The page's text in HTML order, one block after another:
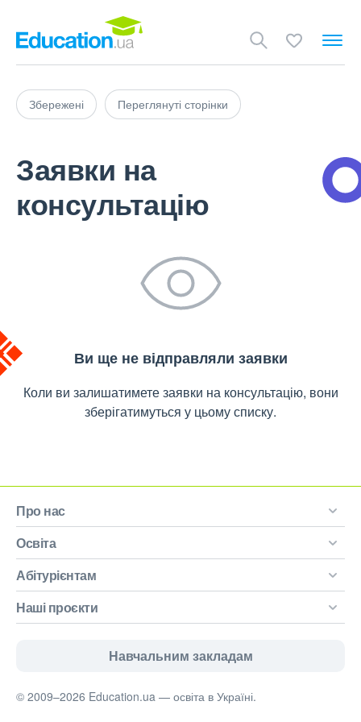
Збережені Переглянуті сторінки
Заявки на
консультацію
Ви ще не відправляли заявки
Коли ви залишатимете заявки на консультацію, вони
зберігатимуться у цьому списку.
Про нас
Освіта
Абітурієнтам
Наші проєкти
Навчальним закладам
© 2009–2026 Education.ua — освіта в Україні.